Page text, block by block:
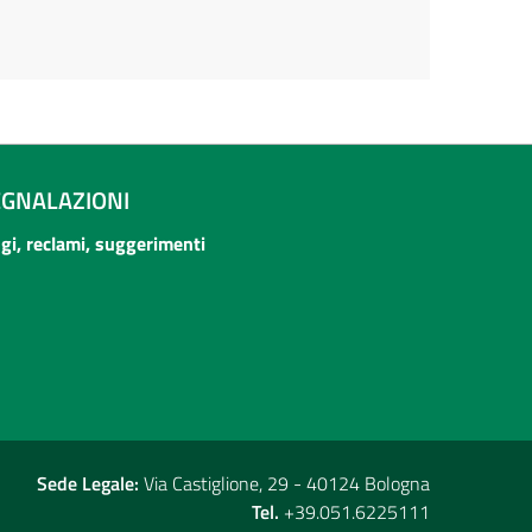
reclami, suggerimenti
Sede Legale: Via Castiglione, 29 - 40124 Bologna
Tel. +39.051.6225111